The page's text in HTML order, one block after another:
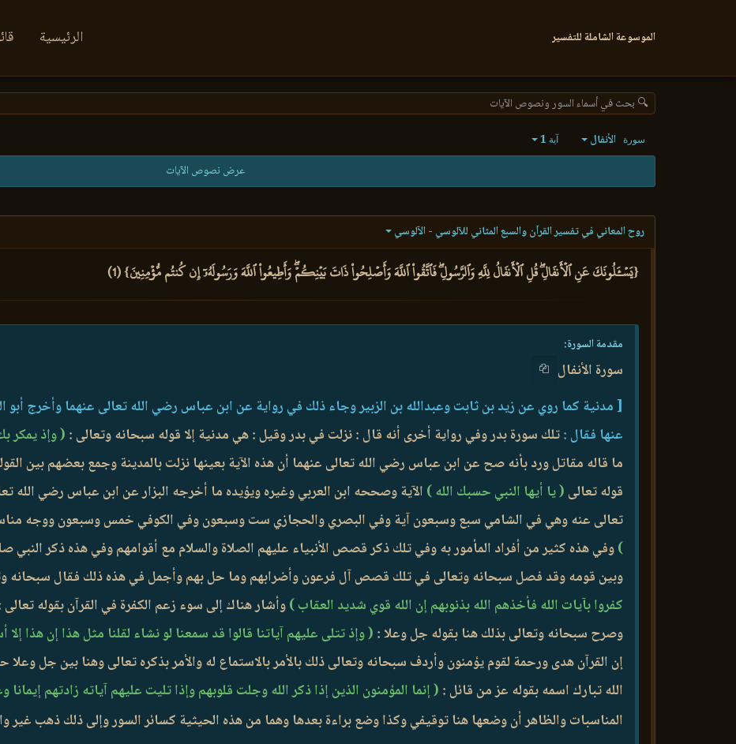
الموسوعة الشاملة للتفسير الرئيسية
🔍 بحث في أسماء السور ونصوص الآيات
سورة الأنفال آية 1
عرض نصوص الآيات
روح المعاني في تفسير القرآن والسبع المثاني للآلوسي - الآلوسي
{يَسۡـَٔلُونَكَ عَنِ ٱلۡأَنفَالِۖ قُلِ ٱلۡأَنفَالُ لِلَّهِ وَٱلرَّسُولِۖ فَٱتَّقُواْ ٱللَّهَ وَأَصۡلِحُواْ ذَاتَ بَيۡنِكُمۡۖ وَأَطِيعُواْ ٱللَّهَ وَرَسُولَهُۥٓ إِن كُنتُم مُّؤۡمِنِينَ} (1)
مقدمة السورة:
سورة الأنفال
[ مدنية كما روي عن زيد بن ثابت وعبدالله بن الزبير وجاء ذلك في رواية عن ابن عباس رضي الله تعالى عنهما وأخرج
عنها فقال :تلك سورة بدر وفي رواية أخرى أنه قال : نزلت في بدر وقيل : هي مدنية إلا قوله سبحانه وتعالى : ( وإذ يمكر
ما قاله مقاتل ورد بأنه صح عن ابن عباس رضي الله تعالى عنهما أن هذه الآية بعينها نزلت بالمدينة وجمع بعضهم بين
قوله تعالى ( يا أيها النبي حسبك الله ) الآية وصححه ابن العربي وغيره ويؤيده ما أخرجه البزار عن ابن عباس رضي الله
تعالى عنه وهي في الشامي سبع وسبعون آية وفي البصري والحجازي ست وسبعون وفي الكوفي خمس وسبعون ووجه
)وفي هذه كثير من أفراد المأمور به وفي تلك ذكر قصص الأنبياء عليهم الصلاة والسلام مع أقوامهم وفي هذه ذكر النبي
وبين قومه وقد فصل سبحانه وتعالى في تلك قصص آل فرعون وأضرابهم وما حل بهم وأجمل في هذه ذلك فقال سبحانه
كفروا بآيات الله فأخذهم الله بذنوبهم إن الله قوي شديد العقاب )وأشار هناك إلى سوء زعم الكفرة في القرآن بقوله تعالى
وصرح سبحانه وتعالى بذلك هنا بقوله جل وعلا : ( وإذ تتلى عليهم آياتنا قالوا قد سمعنا لو نشاء لقلنا مثل هذا إن هذا إلا
إن القرآن هدى ورحمة لقوم يؤمنون وأردف سبحانه وتعالى ذلك بالأمر بالاستماع له والأمر بذكره تعالى وهنا بين جل وعلا
الله تبارك اسمه بقوله عز من قائل : ( إنما المؤمنون الذين إذا ذكر الله وجلت قلوبهم وإذا تليت عليهم آياته زادتهم
المناسبات والظاهر أن وضعها هنا توقيفي وكذا وضع براءة بعدها وهما من هذه الحيثية كسائر السور وإلى ذلك ذهب غير